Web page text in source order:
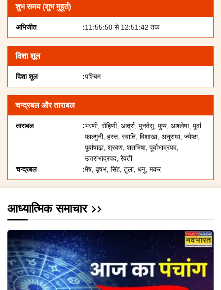
शुभ समय (शुभ मुहूर्त)
अभिजीत 11:55:50 से 12:51:42 तक
दिशा शूल
दिशा शूल पश्चिम
चन्द्रबल और ताराबल
ताराबल
भरणी, रोहिणी, आर्द्रा, पुनर्वसु, पुष्य, आश्लेषा, पूर्वा
फाल्गुनी, हस्त, स्वाति, विशाखा, अनुराधा, ज्येष्ठा,
पूर्वाषाढ़ा, श्रवण, शतभिषा, पूर्वाभाद्रपद,
उत्तराभाद्रपद, रेवती
चन्द्रबल
मेष, वृषभ, सिंह, तुला, धनु, मकर
आध्यात्मिक समाचार